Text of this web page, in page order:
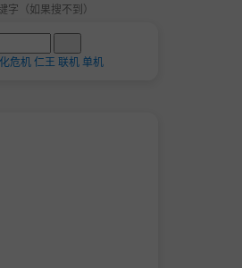
字（如果搜不到）
危机仁王 联机单机